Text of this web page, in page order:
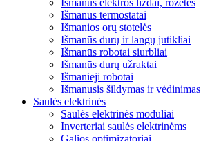
Išmanūs elektros lizdai, rozetės
Išmanūs termostatai
Išmanios orų stotelės
Išmanūs durų ir langų jutikliai
Išmanūs robotai siurbliai
Išmanūs durų užraktai
Išmanieji robotai
Išmanusis šildymas ir vėdinimas
Saulės elektrinės
Saulės elektrinės moduliai
Inverteriai saulės elektrinėms
Galios optimizatoriai